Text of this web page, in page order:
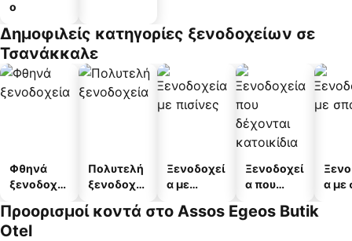
ο
Δημοφιλείς κατηγορίες ξενοδοχείων σε
Τσανάκκαλε
Φθηνά
ξενοδοχεί
Πολυτελή
ξενοδοχεί
Ξενοδοχεί
α με
Ξενοδοχεί
α που
κατοικίδι
α με
Προορισμοί κοντά στο Assos Egeos Butik
Otel